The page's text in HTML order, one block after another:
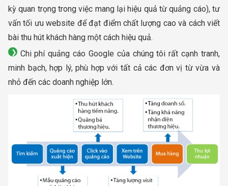
kỳ quan trọng trong việc mang lại hiệu quả từ quảng cáo), tư
vấn tối ưu website để đạt điểm chất lượng cao và cách viết
bài thu hút khách hàng một cách hiệu quả.
Chi phí quảng cáo Google của chúng tôi rất cạnh tranh,
minh bạch, hợp lý, phù hợp với tất cả các đơn vị từ vừa và
nhỏ đến các doanh nghiệp lớn.